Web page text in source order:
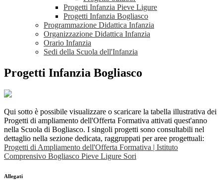
Progetti Infanzia Pieve Ligure
Progetti Infanzia Bogliasco
Programmazione Didattica Infanzia
Organizzazione Didattica Infanzia
Orario Infanzia
Sedi della Scuola dell'Infanzia
Progetti Infanzia Bogliasco
Qui sotto è possibile visualizzare o scaricare la tabella illustrativa dei
Progetti di ampliamento dell'Offerta Formativa attivati quest'anno
nella Scuola di Bogliasco. I singoli progetti sono consultabili nel
dettaglio nella sezione dedicata, raggruppati per aree progettuali:
Progetti di Ampliamento dell'Offerta Formativa | Istituto
Comprensivo Bogliasco Pieve Ligure Sori
Allegati